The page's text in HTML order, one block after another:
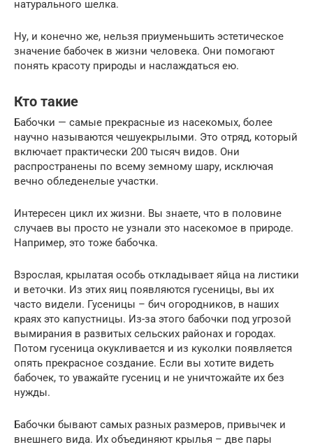
натурального шелка.
Ну, и конечно же, нельзя приуменьшить эстетическое
значение бабочек в жизни человека. Они помогают
понять красоту природы и наслаждаться ею.
Кто такие
Бабочки — самые прекрасные из насекомых, более
научно называются чешуекрылыми. Это отряд, который
включает практически 200 тысяч видов. Они
распространены по всему земному шару, исключая
вечно обледенелые участки.
Интересен цикл их жизни. Вы знаете, что в половине
случаев вы просто не узнали это насекомое в природе.
Например, это тоже бабочка.
Взрослая, крылатая особь откладывает яйца на листики
и веточки. Из этих яиц появляются гусеницы, вы их
часто видели. Гусеницы – бич огородников, в наших
краях это капустницы. Из-за этого бабочки под угрозой
вымирания в развитых сельских районах и городах.
Потом гусеница окукливается и из куколки появляется
опять прекрасное создание. Если вы хотите видеть
бабочек, то уважайте гусениц и не уничтожайте их без
нужды.
Бабочки бывают самых разных размеров, привычек и
внешнего вида. Их объединяют крылья – две пары